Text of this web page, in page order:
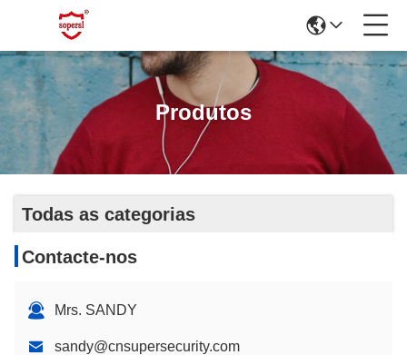
Produtos
Todas as categorias
Contacte-nos
Mrs. SANDY
sandy@cnsupersecurity.com